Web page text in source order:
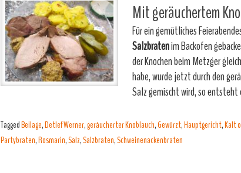
Mit geräuchertem
Für ein gemütliches
Salzbratenim Backofen
der Knochen beim Metzger
habe, wurde jetzt durch den
Salz gemischt wird, so
TaggedBeilage,Detlef Werner,geräucherter Knoblauch,Gewürzt,Hauptgericht,Kalt
Partybraten,Rosmarin,Salz,Salzbraten,Schweinenackenbraten